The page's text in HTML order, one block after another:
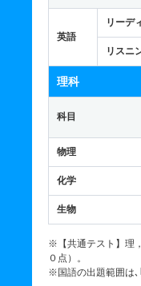
英語
リーデ
リスニ
理科
科目
物理
化学
生物
※【共通テスト】理
０点）。
※国語の出題範囲は､